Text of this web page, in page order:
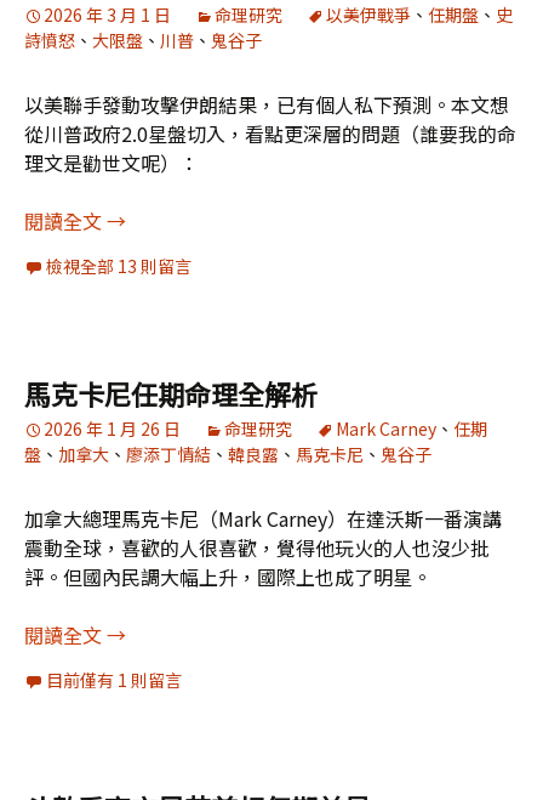
2026 年 3 月 1 日 命理研究 以美伊戰爭 、 任期盤 、 史
詩憤怒 、 大限盤 、 川普 、 鬼谷子
以美聯手發動攻擊伊朗結果，已有個人私下預測。本文想
從川普政府2.0星盤切入，看點更深層的問題（誰要我的命
理文是勸世文呢）：
閱讀全文剖析川普2.0政府星盤冥王星威力，兼看以美伊戰爭
→
檢視全部 13 則留言
馬克卡尼任期命理全解析
2026 年 1 月 26 日 命理研究 Mark Carney 、 任期
盤 、 加拿大 、 廖添丁情結 、 韓良露 、 馬克卡尼 、 鬼谷子
加拿大總理馬克卡尼（Mark Carney）在達沃斯一番演講
震動全球，喜歡的人很喜歡，覺得他玩火的人也沒少批
評。但國內民調大幅上升，國際上也成了明星。
閱讀全文馬克卡尼任期命理全解析
→
目前僅有 1 則留言